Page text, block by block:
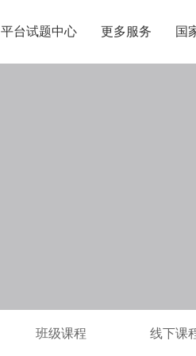
平台试题中心 更多服务 国
班级课程 线下课